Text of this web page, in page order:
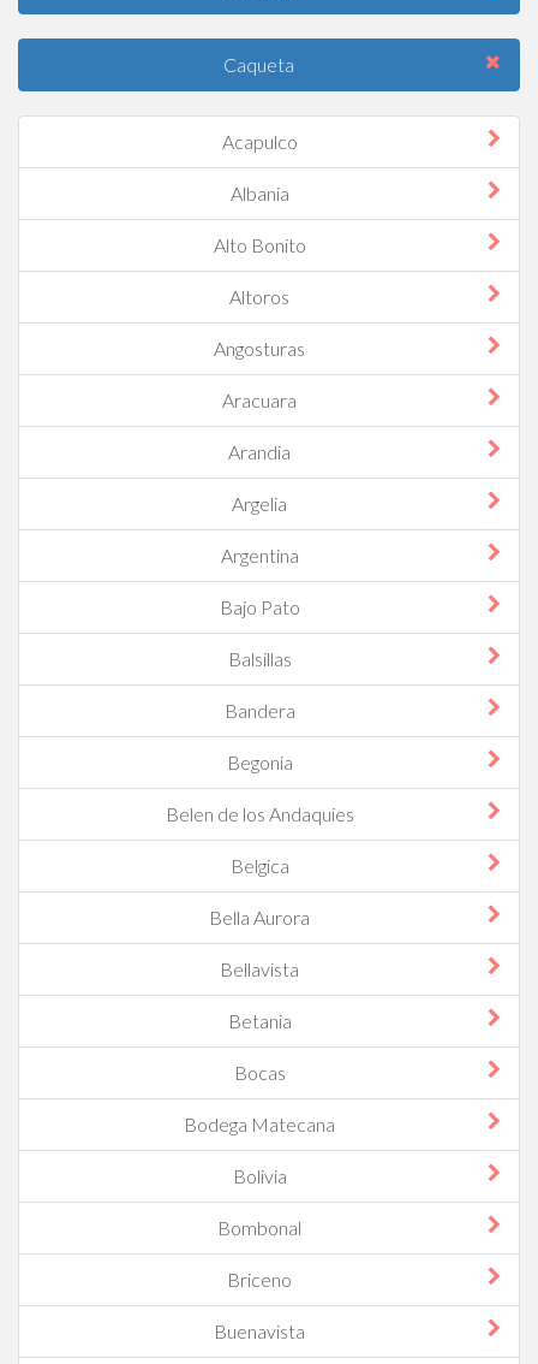
Caqueta
Acapulco
Albania
Alto Bonito
Altoros
Angosturas
Aracuara
Arandia
Argelia
Argentina
Bajo Pato
Balsillas
Bandera
Begonia
Belen de los Andaquies
Belgica
Bella Aurora
Bellavista
Betania
Bocas
Bodega Matecana
Bolivia
Bombonal
Briceno
Buenavista